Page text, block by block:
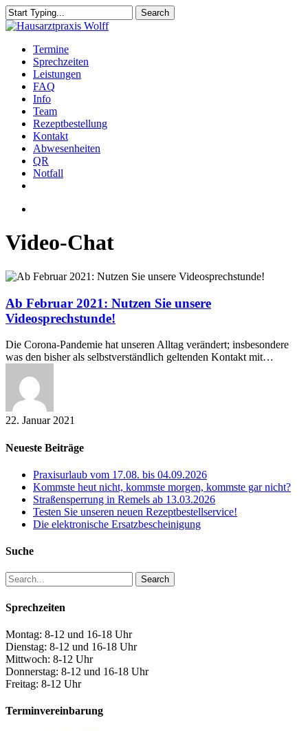
Skip
to
content
Search
Close
Menu
Termine
Sprechzeiten
Leistungen
FAQ
Info
Team
Rezeptbestellung
Kontakt
Abwesenheiten
QR
Notfall
Video-Chat
Ab
2021:
Nutzen
Sie
Videosprechstunde!
Ab Februar 2021: Nutzen Sie unsere
Videosprechstunde!
Die Corona-Pandemie hat unseren Alltag verändert; insbesondere
was den bisher als selbstverständlich geltenden Kontakt mit…
22. Januar 2021
Neueste Beiträge
Praxisurlaub vom 17.08. bis 04.09.2026
Kommste heut nicht, kommste morgen, kommste gar nicht?
Straßensperrung in Remels ab 13.03.2026
Testen Sie unseren neuen Rezeptbestellservice!
Die elektronische Ersatzbescheinigung
Suche
Search
Sprechzeiten
Montag: 8-12 und 16-18 Uhr
Dienstag: 8-12 und 16-18 Uhr
Mittwoch: 8-12 Uhr
Donnerstag: 8-12 und 16-18 Uhr
Freitag: 8-12 Uhr
Terminvereinbarung